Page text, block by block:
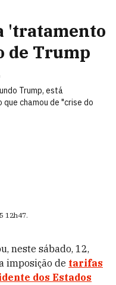
'tratamento
de Trump
Trump, está
chamou de "crise do
12h47.
neste sábado, 12,
imposição de tarifas
dos Estados